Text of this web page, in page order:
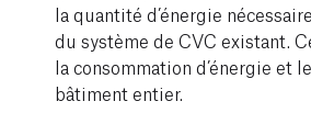
la quantité d’énergie
du système de CVC existant.
la consommation d’énergie et
bâtiment entier.